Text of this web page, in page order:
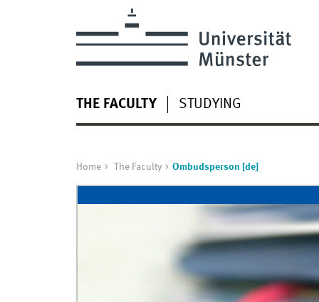
THE FACULTY STUDYING
Home The Faculty Ombudsperson [de]